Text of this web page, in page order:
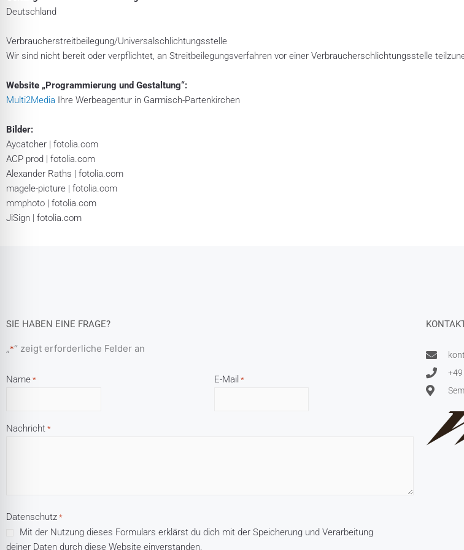
Deutschland
Verbraucher­streit­beilegung/Universal­schlichtungs­stelle
Wir sind nicht bereit oder verpflichtet, an Streitbeilegungsverfahren vor einer Verbraucherschlichtungsstelle
Website „Programmierung und Gestaltung“:
Multi2Media Ihre Werbeagentur in Garmisch-Partenkirchen
Bilder:
Aycatcher | fotolia.com
ACP prod | fotolia.com
Alexander Raths | fotolia.com
magele-picture | fotolia.com
mmphoto | fotolia.com
JiSign | fotolia.com
SIE HABEN EINE FRAGE?
„*“ zeigt erforderliche Felder an
Name * E-Mail *
Nachricht *
Datenschutz *
Mit der Nutzung dieses Formulars erklärst du dich mit der Speicherung und Verarbeitung
deiner Daten durch diese Website einverstanden.
+49